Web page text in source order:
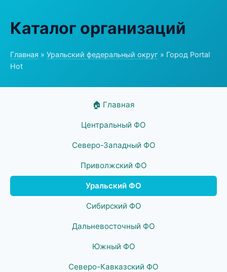
Каталог организаций
Главная » Уральский федеральный округ » Город Portal
Hot
🏠 Главная
Центральный ФО
Северо-Западный ФО
Приволжский ФО
Уральский ФО
Сибирский ФО
Дальневосточный ФО
Южный ФО
Северо-Кавказский ФО